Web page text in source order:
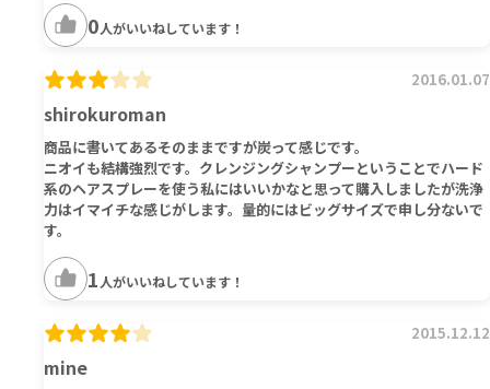
0人がいいねしています！
shirokuroman
2016.01.07
商品に書いてあるそのままですが炭って感じです。
ニオイも結構強烈です。クレンジングシャンプーということでハード
系のヘアスプレーを使う私にはいいかなと思って購入しましたが洗浄
力はイマイチな感じがします。量的にはビッグサイズで申し分ないで
す。
1 人がいいねしています！
mine
2015.12.12